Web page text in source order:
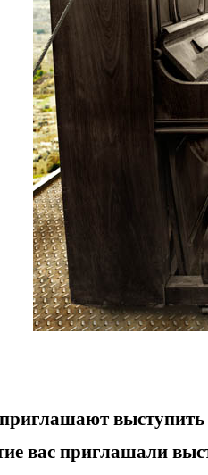
вас приглашали